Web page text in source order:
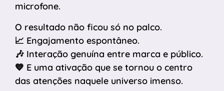
microfone.
O resultado não ficou só no palco.
📈 Engajamento espontâneo.
🎶 Interação genuína entre marca e público.
💙 E uma ativação que se tornou o centro
das atenções naquele universo imenso.